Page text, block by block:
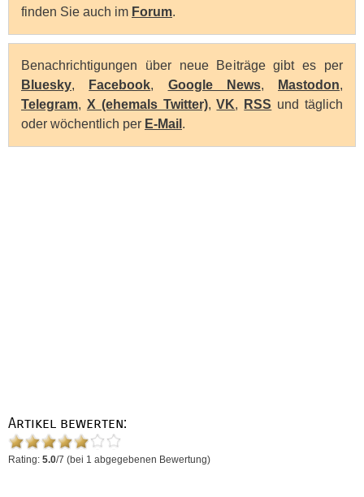
finden Sie auch im Forum.
Benachrichtigungen über neue Beiträge gibt es per
Bluesky, Facebook, Google News, Mastodon,
Telegram, X (ehemals Twitter),VK, RSS und täglich
oder wöchentlich per E-Mail .
Artikel bewerten:
Rating: 5.0/7 (bei 1 abgegebenen Bewertung)